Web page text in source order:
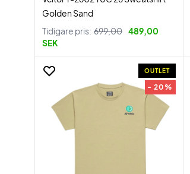
Golden Sand
Tidigare pris: 699,00 489,00
SEK
OUTLET
- 20%